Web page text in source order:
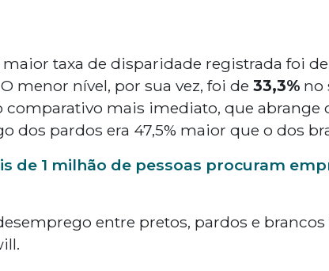
taxa de disparidade registrada foi de
menor nível, por sua vez, foi de 33,3%no
comparativo mais imediato, que
dos pardos era 47,5% maior que o dos
de 1 milhão de pessoas procuram
entre pretos, pardos e brancos